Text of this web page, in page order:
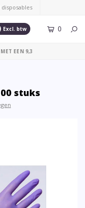
Excl. btw 0
(EXCL. BTW)
stuks